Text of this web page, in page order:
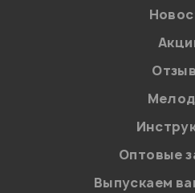
Оптовые
Выпускаем